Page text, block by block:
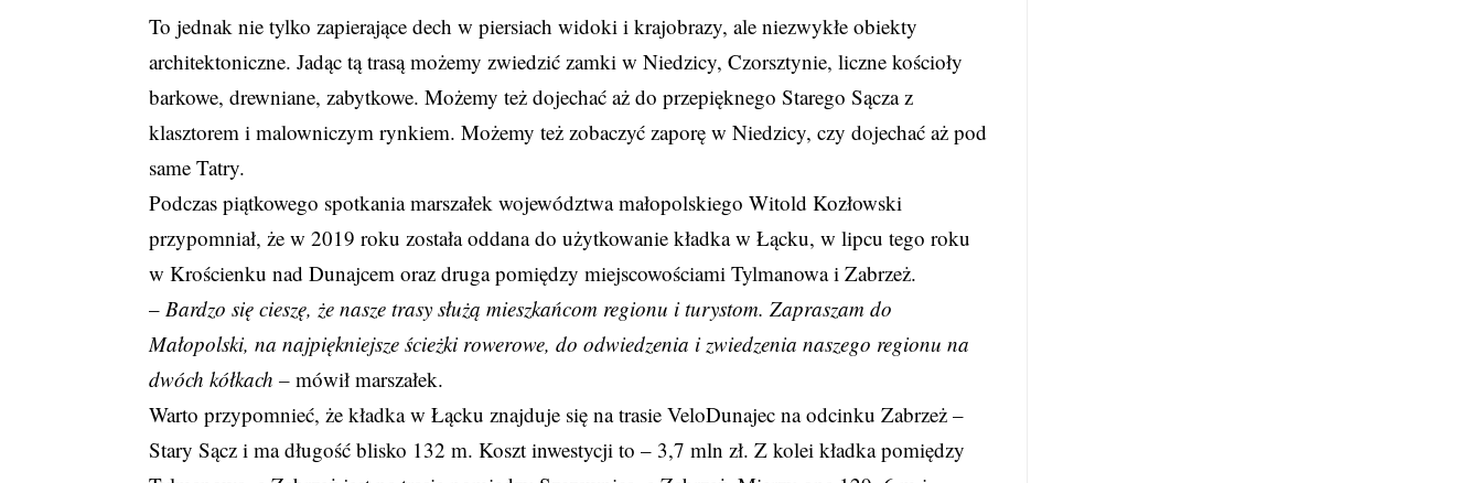
To jednak nie tylko zapierające dech w piersiach widoki i krajobrazy, ale niezwykłe obiekty
architektoniczne. Jadąc tą trasą możemy zwiedzić zamki w Niedzicy, Czorsztynie, liczne kościoły
barkowe, drewniane, zabytkowe. Możemy też dojechać aż do przepięknego Starego Sącza z
klasztorem i malowniczym rynkiem. Możemy też zobaczyć zaporę w Niedzicy, czy dojechać aż pod
same Tatry.
Podczas piątkowego spotkania marszałek województwa małopolskiego Witold Kozłowski
przypomniał, że w 2019 roku została oddana do użytkowanie kładka w Łącku, w lipcu tego roku
w Krościenku nad Dunajcem oraz druga pomiędzy miejscowościami Tylmanowa i Zabrzeż.
– Bardzo się cieszę, że nasze trasy służą mieszkańcom regionu i turystom. Zapraszam do
Małopolski, na najpiękniejsze ścieżki rowerowe, do odwiedzenia i zwiedzenia naszego regionu na
dwóch kółkach – mówił marszałek.
Warto przypomnieć, że kładka w Łącku znajduje się na trasie VeloDunajec na odcinku Zabrzeż –
Stary Sącz i ma długość blisko 132 m. Koszt inwestycji to – 3,7 mln zł. Z kolei kładka pomiędzy